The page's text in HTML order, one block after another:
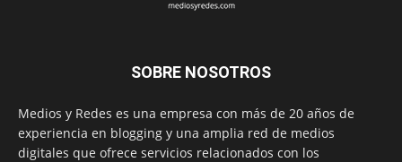
SOBRE NOSOTROS
Medios y Redes es una empresa con más de 20 años de
experiencia en blogging y una amplia red de medios
digitales que ofrece servicios relacionados con los